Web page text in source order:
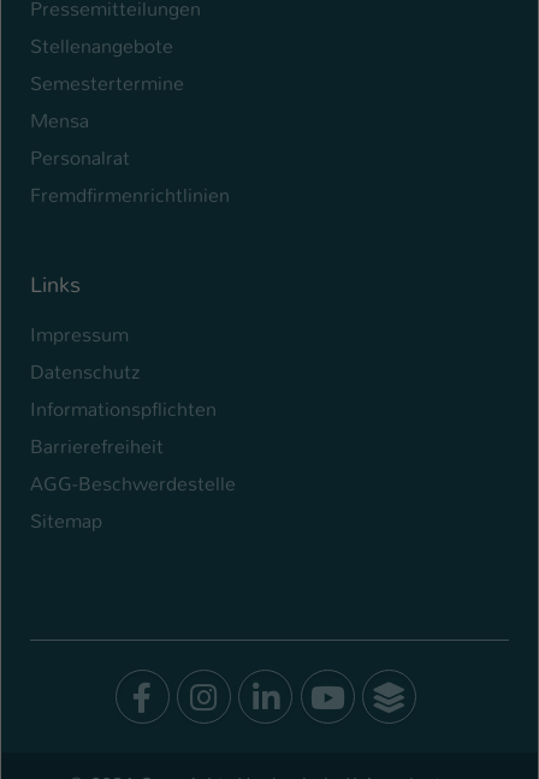
Pressemitteilungen
Stellenangebote
Semestertermine
Mensa
Personalrat
Fremdfirmenrichtlinien
Links
Impressum
Datenschutz
Informationspflichten
Barrierefreiheit
AGG-Beschwerdestelle
Sitemap
Facebook
Instagram
LinkedIn
Youtube